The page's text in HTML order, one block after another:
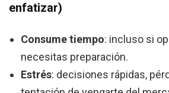
enfatizar)
Consume tiempo: incluso si
necesitas preparación.
Estrés: decisiones rápidas,